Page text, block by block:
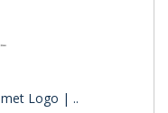
met Logo | ..